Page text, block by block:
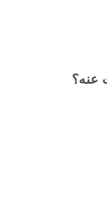
عنه؟